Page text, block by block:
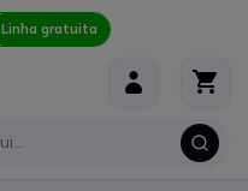
Linha gratuita